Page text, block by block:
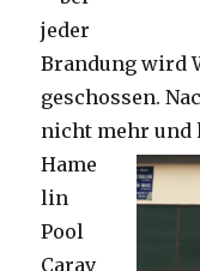
jeder
Brandung wird
geschossen.
nicht mehr und
Hame
lin
Pool
Carav